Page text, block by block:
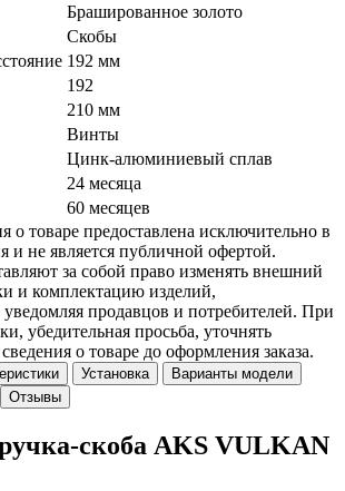
Брашированное золото
Скобы
192 мм
192
210 мм
Винты
Цинк-алюминиевый сплав
24 месяца
60 месяцев
о товаре предоставлена исключительно в
и не является публичной офертой.
за собой право изменять внешний
и комплектацию изделий,
уведомляя продавцов и потребителей. При
убедительная просьба, уточнять
о товаре до оформления заказа.
Установка
Варианты модели
Отзывы
скоба AKS VULKAN